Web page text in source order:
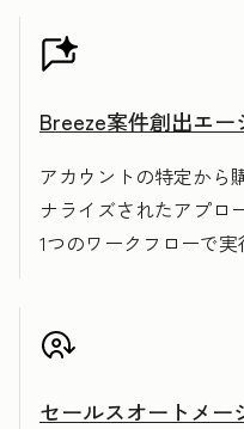
Breeze案件創出エー
アカウントの特定から
ナライズされたアプロ
1つのワークフローで実
セールスオートメー